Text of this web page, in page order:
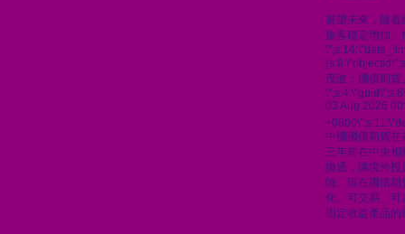
展望未來，隨
旅客穩定增加，
茂波：國債期
03 Aug 2026
中國國債期貨在
三年前在中央
換通，讓境外投
險。現在國債
化、可交易、可
固定收益產品